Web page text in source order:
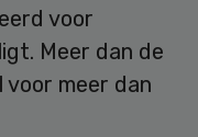
voor
Meer dan de
meer dan